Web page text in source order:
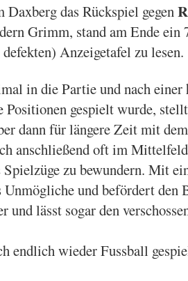
Daxberg das Rückspiel gegen
Grimm, stand am Ende ein
Anzeigetafel zu lesen.
in die Partie und nach
Positionen gespielt wurde,
dann für längere Zeit mit
anschließend oft im
zu bewundern. Mit
Unmögliche und befördert den
und lässt sogar den
endlich wieder Fussball